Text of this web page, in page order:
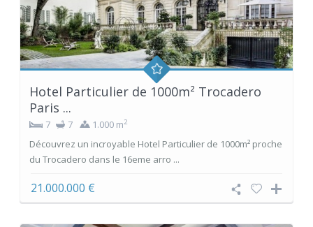
Hotel Particulier de 1000m² Trocadero
Paris ...
7 7 1.000 m2
Découvrez un incroyable Hotel Particulier de 1000m² proche
du Trocadero dans le 16eme arro ...
21.000.000 €